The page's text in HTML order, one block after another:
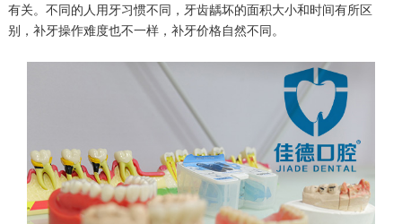
有关。不同的人用牙习惯不同，牙齿龋坏的面积大小和时间有所区
别，补牙操作难度也不一样，补牙价格自然不同。